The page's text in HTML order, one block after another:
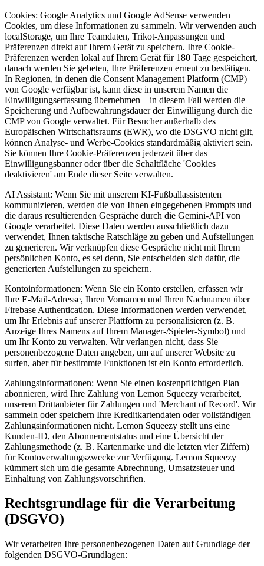
Cookies: Google Analytics und Google AdSense verwenden
Cookies, um diese Informationen zu sammeln. Wir verwenden auch
localStorage, um Ihre Teamdaten, Trikot-Anpassungen und
Präferenzen direkt auf Ihrem Gerät zu speichern. Ihre Cookie-
Präferenzen werden lokal auf Ihrem Gerät für 180 Tage gespeichert,
danach werden Sie gebeten, Ihre Präferenzen erneut zu bestätigen.
In Regionen, in denen die Consent Management Platform (CMP)
von Google verfügbar ist, kann diese in unserem Namen die
Einwilligungserfassung übernehmen – in diesem Fall werden die
Speicherung und Aufbewahrungsdauer der Einwilligung durch die
CMP von Google verwaltet. Für Besucher außerhalb des
Europäischen Wirtschaftsraums (EWR), wo die DSGVO nicht gilt,
können Analyse- und Werbe-Cookies standardmäßig aktiviert sein.
Sie können Ihre Cookie-Präferenzen jederzeit über das
Einwilligungsbanner oder über die Schaltfläche 'Cookies
deaktivieren' am Ende dieser Seite verwalten.
AI Assistant: Wenn Sie mit unserem KI-Fußballassistenten
kommunizieren, werden die von Ihnen eingegebenen Prompts und
die daraus resultierenden Gespräche durch die Gemini-API von
Google verarbeitet. Diese Daten werden ausschließlich dazu
verwendet, Ihnen taktische Ratschläge zu geben und Aufstellungen
zu generieren. Wir verknüpfen diese Gespräche nicht mit Ihrem
persönlichen Konto, es sei denn, Sie entscheiden sich dafür, die
generierten Aufstellungen zu speichern.
Kontoinformationen: Wenn Sie ein Konto erstellen, erfassen wir
Ihre E-Mail-Adresse, Ihren Vornamen und Ihren Nachnamen über
Firebase Authentication. Diese Informationen werden verwendet,
um Ihr Erlebnis auf unserer Plattform zu personalisieren (z. B.
Anzeige Ihres Namens auf Ihrem Manager-/Spieler-Symbol) und
um Ihr Konto zu verwalten. Wir verlangen nicht, dass Sie
personenbezogene Daten angeben, um auf unserer Website zu
surfen, aber für bestimmte Funktionen ist ein Konto erforderlich.
Zahlungsinformationen: Wenn Sie einen kostenpflichtigen Plan
abonnieren, wird Ihre Zahlung von Lemon Squeezy verarbeitet,
unserem Drittanbieter für Zahlungen und 'Merchant of Record'. Wir
sammeln oder speichern Ihre Kreditkartendaten oder vollständigen
Zahlungsinformationen nicht. Lemon Squeezy stellt uns eine
Kunden-ID, den Abonnementstatus und eine Übersicht der
Zahlungsmethode (z. B. Kartenmarke und die letzten vier Ziffern)
für Kontoverwaltungszwecke zur Verfügung. Lemon Squeezy
kümmert sich um die gesamte Abrechnung, Umsatzsteuer und
Einhaltung von Zahlungsvorschriften.
Rechtsgrundlage für die Verarbeitung
(DSGVO)
Wir verarbeiten Ihre personenbezogenen Daten auf Grundlage der
folgenden DSGVO-Grundlagen: